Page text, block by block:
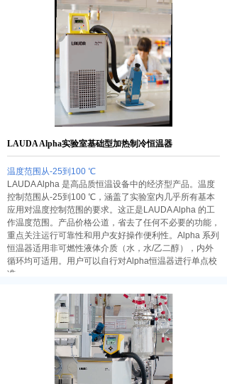
温度范围从-25到100 ℃
LAUDA Alpha 是高品质恒温设备中的经济型产品。温度
控制范围从-25到100 ℃，涵盖了实验室内几乎所有基本
应用对温度控制范围的要求。这正是LAUDA Alpha 的工
作温度范围。产品价格公道，省去了任何不必要的功能，
重点关注运行可靠性和用户友好操作便利性。Alpha 系列
恒温器适用非可燃性液体介质（水，水/乙二醇），内外
循环均可适用。用户可以自行对Alpha恒温器进行单点校
准。
LAUDA Alpha实验室基础型加热制冷恒温器